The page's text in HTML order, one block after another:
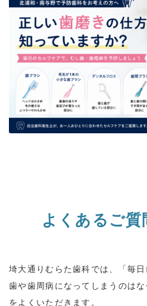
よくあるご質
埼大通りむらた歯科では、「毎
歯や歯周病になってしまうのは
をよくいただきます。